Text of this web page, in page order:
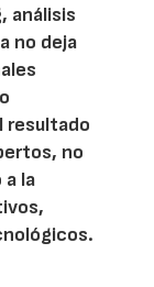
análisis
no deja
resultado
no
a la